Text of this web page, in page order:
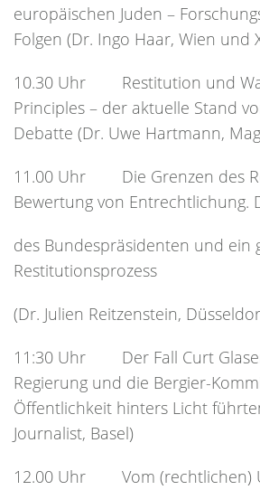
europäischen Juden –
Folgen (Dr. Ingo Haar, Wien und
10.30 Uhr Restitution und
Principles – der aktuelle Stand
Debatte (Dr. Uwe Hartmann,
11.00 Uhr Die Grenzen des
Bewertung von Entrechtlichung.
des Bundespräsidenten und ein
Restitutionsprozess
(Dr. Julien Reitzenstein,
11:30 Uhr Der Fall Curt
Regierung und die Bergier-
Öffentlichkeit hinters Licht
Journalist, Basel)
12.00 Uhr Vom (rechtlichen)